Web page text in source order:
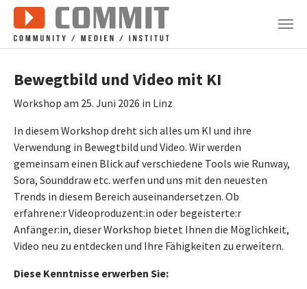
Zum Hauptinhalt springen
Bewegtbild und Video mit KI
Workshop am 25. Juni 2026 in Linz
In diesem Workshop dreht sich alles um KI und ihre
Verwendung in Bewegtbild und Video. Wir werden
gemeinsam einen Blick auf verschiedene Tools wie Runway,
Sora, Sounddraw etc. werfen und uns mit den neuesten
Trends in diesem Bereich auseinandersetzen. Ob
erfahrene:r Videoproduzent:in oder begeisterte:r
Anfänger:in, dieser Workshop bietet Ihnen die Möglichkeit,
Video neu zu entdecken und Ihre Fähigkeiten zu erweitern.
Diese Kenntnisse erwerben Sie: